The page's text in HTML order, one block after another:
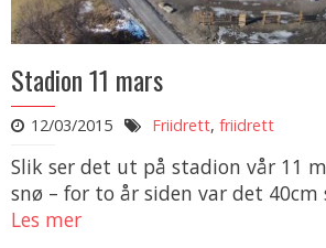
Stadion 11 mars
12/03/2015 Friidrett, friidrett
Slik ser det ut på stadion vår 11
snø – for to år siden var det 40cm
Les mer